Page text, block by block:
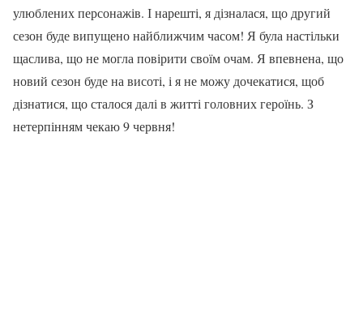
улюблених персонажів. І нарешті, я дізналася, що другий
сезон буде випущено найближчим часом! Я була настільки
щаслива, що не могла повірити своїм очам. Я впевнена, що
новий сезон буде на висоті, і я не можу дочекатися, щоб
дізнатися, що сталося далі в житті головних героїнь. З
нетерпінням чекаю 9 червня!